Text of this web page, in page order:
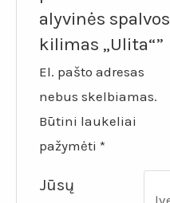
alyvinės spalvos
kilimas „Ulita“”
El. pašto adresas
nebus skelbiamas.
Būtini laukeliai
pažymėti*
Jūsų